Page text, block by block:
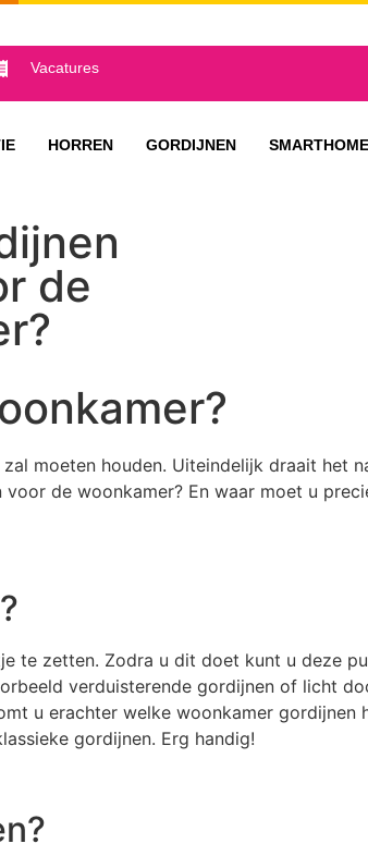
Vacatures
HORREN GORDIJNEN SMARTHOME
de
moeten houden. Uiteindelijk draait het
de woonkamer? En waar moet u
te zetten. Zodra u dit doet kunt u deze
verduisterende gordijnen of licht
u erachter welke woonkamer gordijnen
gordijnen. Erg handig!